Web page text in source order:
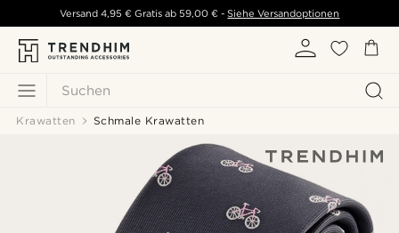
Suchen
Versand 4,95 € Gratis ab 59,00 € - Siehe Versandoptionen
Krawatten Schmale Krawatten